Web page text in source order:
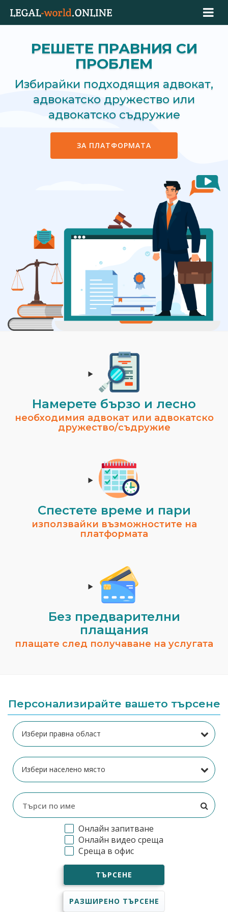
РЕШЕТЕ ПРАВНИЯ СИ
ПРОБЛЕМ
Избирайки подходящия адвокат,
адвокатско дружество или
адвокатско съдружие
ЗА ПЛАТФОРМАТА
Намерете бързо и лесно
необходимия адвокат или адвокатско
дружество/съдружие
Спестeте време и пари
използвайки възможностите на
платформата
Без предварителни
плащания
плащате след получаване на услугата
Персонализирайте вашето търсене
Онлайн запитване
Онлайн видео среща
Среща в офис
ТЪРСЕНЕ
РАЗШИРЕНО ТЪРСЕНЕ